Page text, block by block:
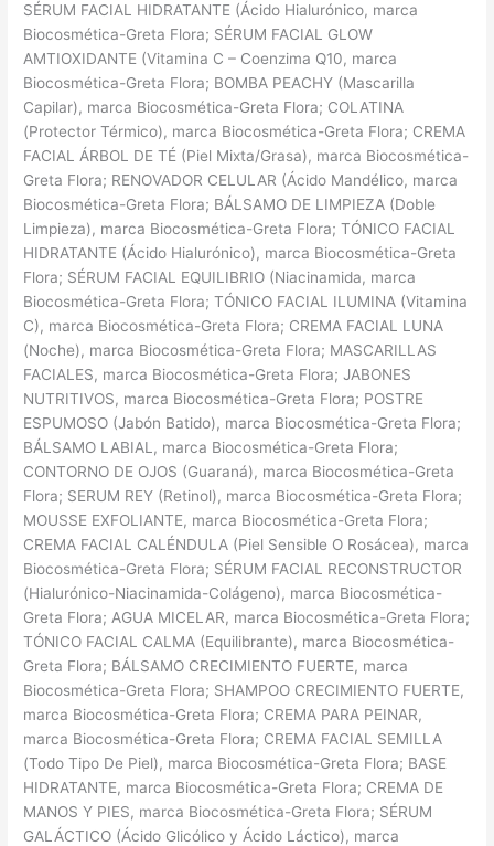
SÉRUM FACIAL HIDRATANTE (Ácido Hialurónico, marca
Biocosmética-Greta Flora; SÉRUM FACIAL GLOW
AMTIOXIDANTE (Vitamina C – Coenzima Q10, marca
Biocosmética-Greta Flora; BOMBA PEACHY (Mascarilla
Capilar), marca Biocosmética-Greta Flora; COLATINA
(Protector Térmico), marca Biocosmética-Greta Flora; CREMA
FACIAL ÁRBOL DE TÉ (Piel Mixta/Grasa), marca Biocosmética-
Greta Flora; RENOVADOR CELULAR (Ácido Mandélico, marca
Biocosmética-Greta Flora; BÁLSAMO DE LIMPIEZA (Doble
Limpieza), marca Biocosmética-Greta Flora; TÓNICO FACIAL
HIDRATANTE (Ácido Hialurónico), marca Biocosmética-Greta
Flora; SÉRUM FACIAL EQUILIBRIO (Niacinamida, marca
Biocosmética-Greta Flora; TÓNICO FACIAL ILUMINA (Vitamina
C), marca Biocosmética-Greta Flora; CREMA FACIAL LUNA
(Noche), marca Biocosmética-Greta Flora; MASCARILLAS
FACIALES, marca Biocosmética-Greta Flora; JABONES
NUTRITIVOS, marca Biocosmética-Greta Flora; POSTRE
ESPUMOSO (Jabón Batido), marca Biocosmética-Greta Flora;
BÁLSAMO LABIAL, marca Biocosmética-Greta Flora;
CONTORNO DE OJOS (Guaraná), marca Biocosmética-Greta
Flora; SERUM REY (Retinol), marca Biocosmética-Greta Flora;
MOUSSE EXFOLIANTE, marca Biocosmética-Greta Flora;
CREMA FACIAL CALÉNDULA (Piel Sensible O Rosácea), marca
Biocosmética-Greta Flora; SÉRUM FACIAL RECONSTRUCTOR
(Hialurónico-Niacinamida-Colágeno), marca Biocosmética-
Greta Flora; AGUA MICELAR, marca Biocosmética-Greta Flora;
TÓNICO FACIAL CALMA (Equilibrante), marca Biocosmética-
Greta Flora; BÁLSAMO CRECIMIENTO FUERTE, marca
Biocosmética-Greta Flora; SHAMPOO CRECIMIENTO FUERTE,
marca Biocosmética-Greta Flora; CREMA PARA PEINAR,
marca Biocosmética-Greta Flora; CREMA FACIAL SEMILLA
(Todo Tipo De Piel), marca Biocosmética-Greta Flora; BASE
HIDRATANTE, marca Biocosmética-Greta Flora; CREMA DE
MANOS Y PIES, marca Biocosmética-Greta Flora; SÉRUM
GALÁCTICO (Ácido Glicólico y Ácido Láctico), marca